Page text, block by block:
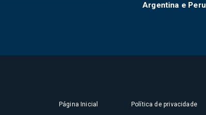
Argentina e Peru
Página Inicial Política de privacidade